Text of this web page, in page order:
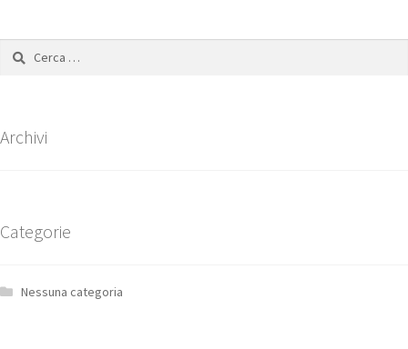
Archivi
Categorie
Nessuna categoria